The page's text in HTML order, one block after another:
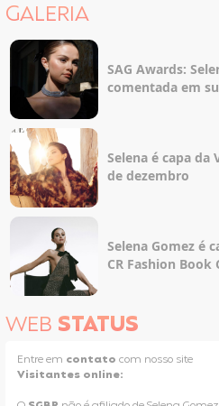
GALERIA
SAG Awards:
comentada em
Selena é capa da
de dezembro
Selena Gomez é
CR Fashion Book
WEB STATUS
Entre em contato com nosso site
Visitantes online: